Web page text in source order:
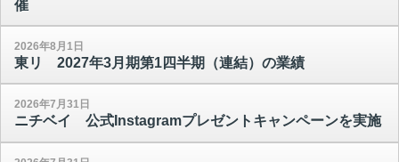
催
2026年8月1日
東リ 2027年3月期第1四半期（連結）の業績
2026年7月31日
ニチベイ 公式Instagramプレゼントキャンペーンを実施